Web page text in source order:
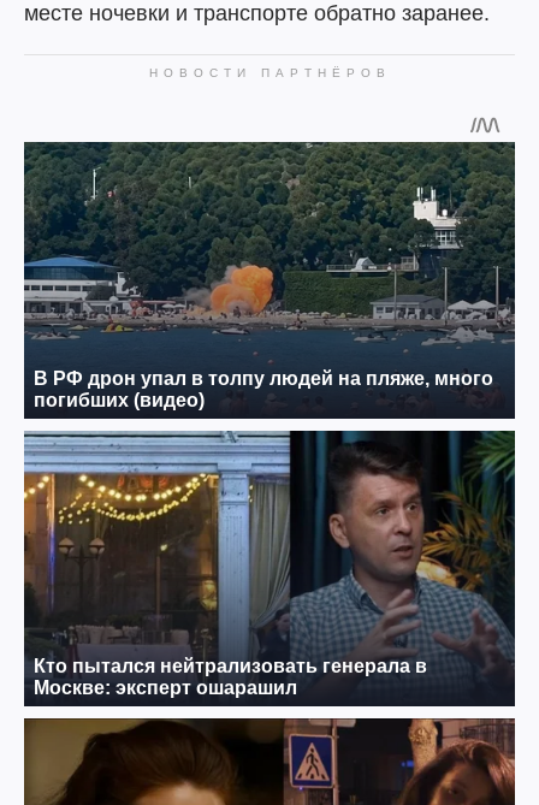
месте ночевки и транспорте обратно заранее.